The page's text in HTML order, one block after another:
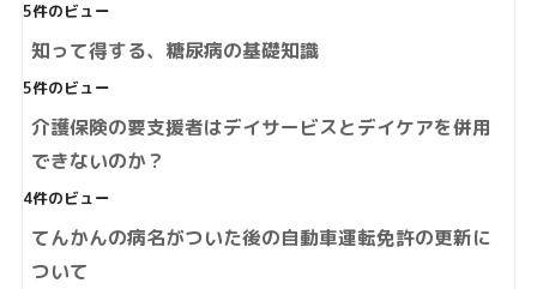
5件のビュー
知って得する、糖尿病の基礎知識
5件のビュー
介護保険の要支援者はデイサービスとデイケアを併用
できないのか？
4件のビュー
てんかんの病名がついた後の自動車運転免許の更新に
ついて